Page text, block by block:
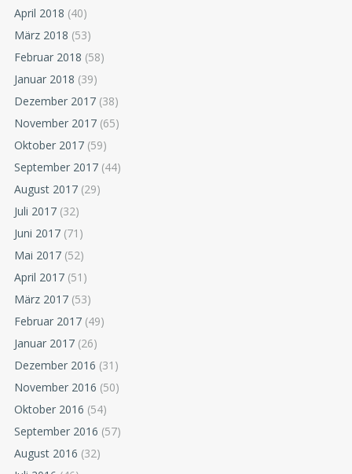
April 2018 (40)
März 2018 (53)
Februar 2018 (58)
Januar 2018 (39)
Dezember 2017 (38)
November 2017 (65)
Oktober 2017 (59)
September 2017 (44)
August 2017 (29)
Juli 2017 (32)
Juni 2017 (71)
Mai 2017 (52)
April 2017 (51)
März 2017 (53)
Februar 2017 (49)
Januar 2017 (26)
Dezember 2016 (31)
November 2016 (50)
Oktober 2016 (54)
September 2016 (57)
August 2016 (32)